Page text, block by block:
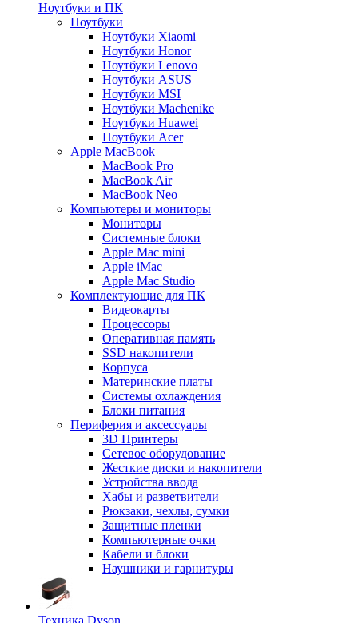
Ноутбуки и ПК
Ноутбуки
Ноутбуки Xiaomi
Ноутбуки Honor
Ноутбуки Lenovo
Ноутбуки ASUS
Ноутбуки MSI
Ноутбуки Machenike
Ноутбуки Huawei
Ноутбуки Acer
Apple MacBook
MacBook Pro
MacBook Air
MacBook Neo
Компьютеры и мониторы
Мониторы
Системные блоки
Apple Mac mini
Apple iMac
Apple Mac Studio
Комплектующие для ПК
Видеокарты
Процессоры
Оперативная память
SSD накопители
Корпуса
Материнские платы
Системы охлаждения
Блоки питания
Периферия и аксессуары
3D Принтеры
Сетевое оборудование
Жесткие диски и накопители
Устройства ввода
Хабы и разветвители
Рюкзаки, чехлы, сумки
Защитные пленки
Компьютерные очки
Кабели и блоки
Наушники и гарнитуры
Техника Dyson